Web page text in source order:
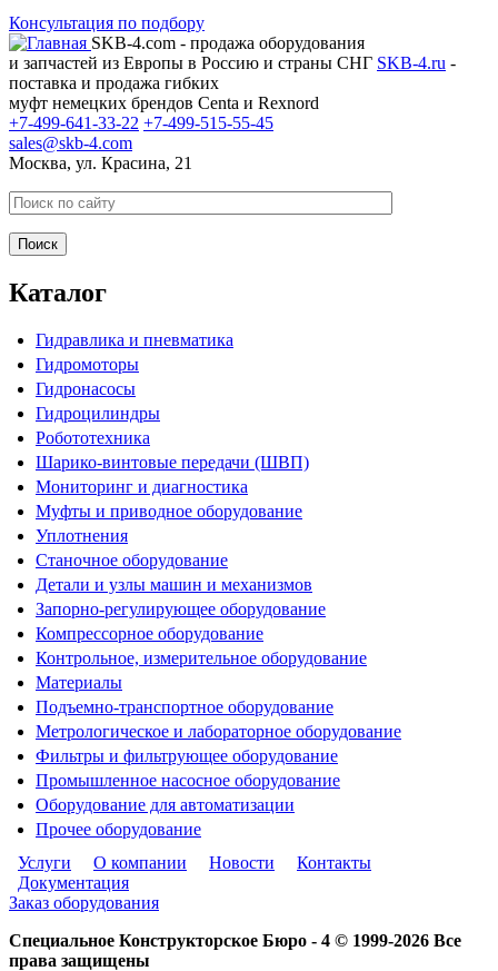
Консультация по подбору
SKB-4.com - продажа оборудования
и запчастей из Европы в Россию и страны СНГ SKB-4.ru -
поставка и продажа гибких
муфт немецких брендов Centa и Rexnord
+7-499-641-33-22 +7-499-515-55-45
sales@skb-4.com
Москва, ул. Красина, 21
Каталог
Гидравлика и пневматика
Гидромоторы
Гидронасосы
Гидроцилиндры
Робототехника
Шарико-винтовые передачи (ШВП)
Мониторинг и диагностика
Муфты и приводное оборудование
Уплотнения
Станочное оборудование
Детали и узлы машин и механизмов
Запорно-регулирующее оборудование
Компрессорное оборудование
Контрольное, измерительное оборудование
Материалы
Подъемно-транспортное оборудование
Метрологическое и лабораторное оборудование
Фильтры и фильтрующее оборудование
Промышленное насосное оборудование
Оборудование для автоматизации
Прочее оборудование
Услуги
О компании Новости
Контакты
Документация
Заказ оборудования
Специальное Конструкторское Бюро - 4 © 1999-2026 Все
права защищены